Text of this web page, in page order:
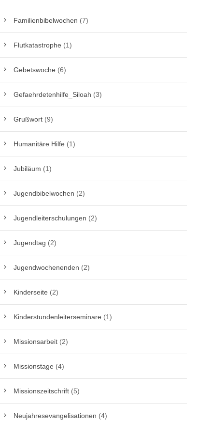
Familienbibelwochen (7)
Flutkatastrophe (1)
Gebetswoche (6)
Gefaehrdetenhilfe_Siloah (3)
Grußwort (9)
Humanitäre Hilfe (1)
Jubiläum (1)
Jugendbibelwochen (2)
Jugendleiterschulungen (2)
Jugendtag (2)
Jugendwochenenden (2)
Kinderseite (2)
Kinderstundenleiterseminare (1)
Missionsarbeit (2)
Missionstage (4)
Missionszeitschrift (5)
Neujahresevangelisationen (4)